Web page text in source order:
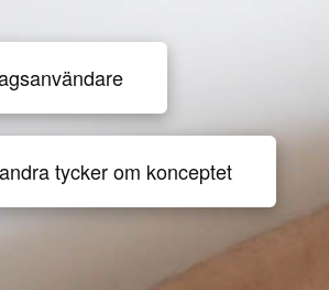
tycker om konceptet